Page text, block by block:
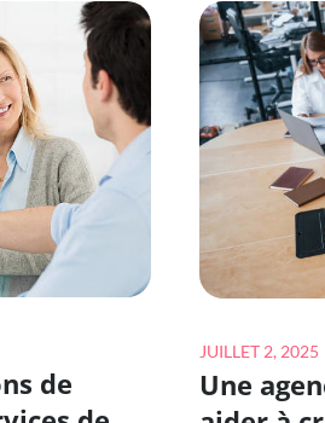
de
Posted
on
JUILLET 2, 2025
Une